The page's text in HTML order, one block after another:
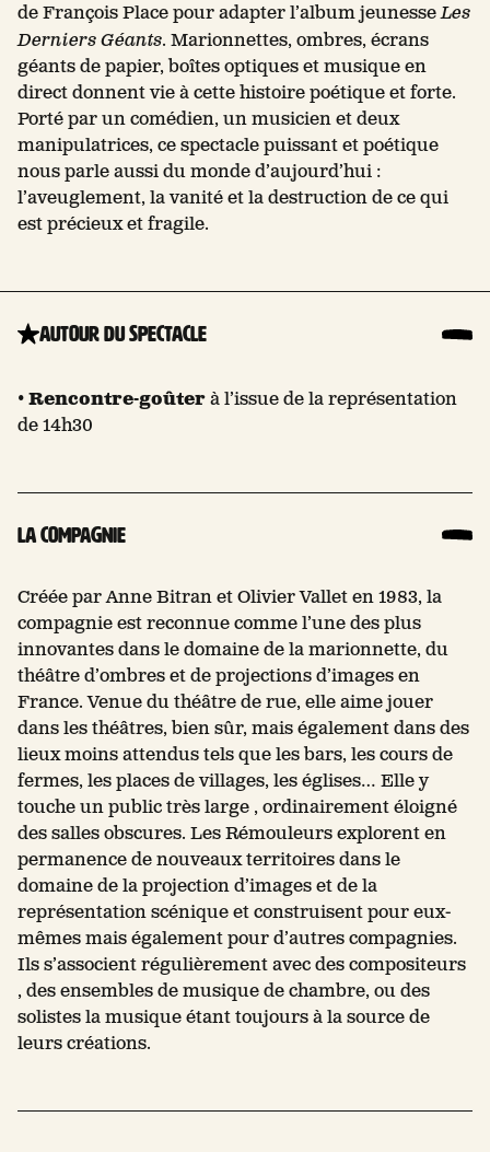
de François Place pour adapter l’album jeunesseLes
Derniers Géants. Marionnettes, ombres, écrans
géants de papier, boîtes optiques et musique en
direct donnent vie à cette histoire poétique et forte.
Porté par un comédien, un musicien et deux
manipulatrices, ce spectacle puissant et poétique
nous parle aussi du monde d’aujourd’hui :
l’aveuglement, la vanité et la destruction de ce qui
est précieux et fragile.
Autour du spectacle
•Rencontre-goûterà l’issue de la représentation
de 14h30
La compagnie
Créée par Anne Bitran et Olivier Vallet en 1983, la
compagnie est reconnue comme l’une des plus
innovantes dans le domaine de la marionnette, du
théâtre d’ombres et de projections d’images en
France. Venue du théâtre de rue, elle aime jouer
dans les théâtres, bien sûr, mais également dans des
lieux moins attendus tels que les bars, les cours de
fermes, les places de villages, les églises… Elle y
touche un public très large , ordinairement éloigné
des salles obscures. Les Rémouleurs explorent en
permanence de nouveaux territoires dans le
domaine de la projection d’images et de la
représentation scénique et construisent pour eux-
mêmes mais également pour d’autres compagnies.
Ils s’associent régulièrement avec des compositeurs
, des ensembles de musique de chambre, ou des
solistes la musique étant toujours à la source de
leurs créations.